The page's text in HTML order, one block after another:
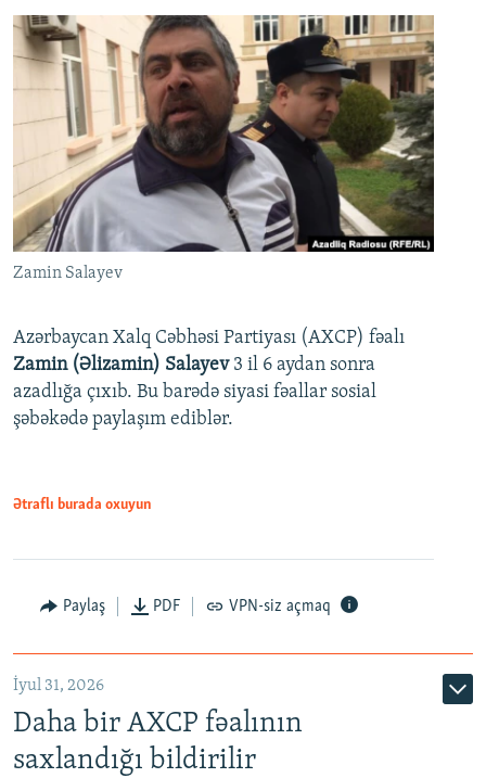
Zamin Salayev
Azərbaycan Xalq Cəbhəsi Partiyası (AXCP) fəalı
Zamin (Əlizamin) Salayev 3 il 6 aydan sonra
azadlığa çıxıb. Bu barədə siyasi fəallar sosial
şəbəkədə paylaşım ediblər.
Ətraflı burada oxuyun
Paylaş PDF VPN-siz açmaq
İyul 31, 2026
Daha bir AXCP fəalının
saxlandığı bildirilir